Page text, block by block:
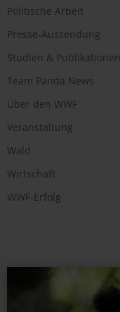
Politische Arbeit
Presse-Aussendung
Studien & Publikationen
Team Panda News
Über den WWF
Veranstaltung
Wald
Wirtschaft
WWF-Erfolg